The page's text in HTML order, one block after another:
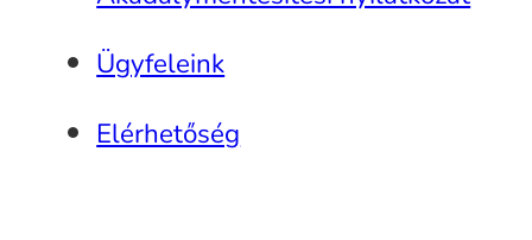
Ügyfeleink
Elérhetőség